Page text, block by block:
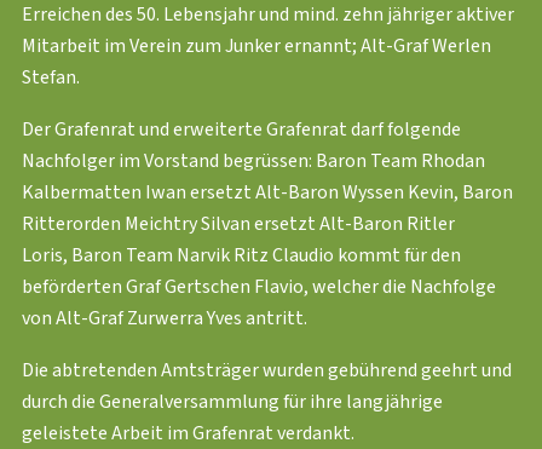
Erreichen des 50. Lebensjahr und mind. zehn jähriger aktiver
Mitarbeit im Verein zum Junker ernannt; Alt-Graf Werlen
Stefan.
Der Grafenrat und erweiterte Grafenrat darf folgende
Nachfolger im Vorstand begrüssen: Baron Team Rhodan
Kalbermatten Iwan ersetzt Alt-Baron Wyssen Kevin, Baron
Ritterorden Meichtry Silvan ersetzt Alt-Baron Ritler
Loris, Baron Team Narvik Ritz Claudio kommt für den
beförderten Graf Gertschen Flavio, welcher die Nachfolge
von Alt-Graf Zurwerra Yves antritt.
Die abtretenden Amtsträger wurden gebührend geehrt und
durch die Generalversammlung für ihre langjährige
geleistete Arbeit im Grafenrat verdankt.